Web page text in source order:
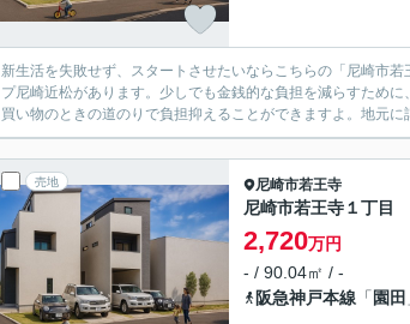
新生活を失敗せず、スタートさせたいならこちらの「尼崎
プ尼崎近松があります。少しでも金銭的な負担を減らすため
買い物のときの道のりで負担抑えることができますよ。地元
売地 尼崎市若王寺
尼崎市若王寺１丁
2,720万円
- / 90.04㎡ / -
阪急神戸本線 「 園田